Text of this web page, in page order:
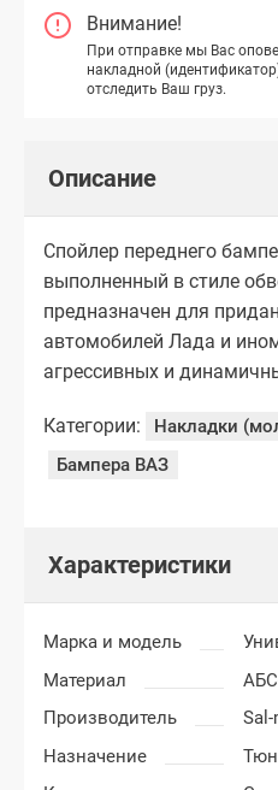
Внимание!
При отправке мы Вас
накладной
отследить Ваш груз.
Описание
Спойлер переднего
выполненный в стиле
предназначен для
автомобилей Лада и
агрессивных и
Категории:
Накладки
Бампера ВАЗ
Характеристики
Марка и модель
Материал
Производитель
Назначение